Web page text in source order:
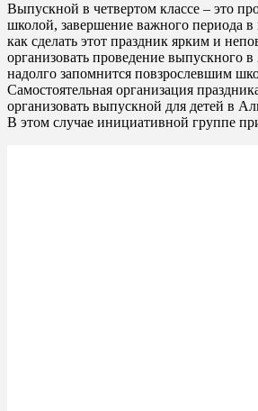
Выпускной в четвертом классе – это
школой, завершение важного периода
как сделать этот праздник ярким и
организовать проведение выпускного
надолго запомнится повзрослевшим
Самостоятельная организация
организовать выпускной для детей в
В этом случае инициативной группе